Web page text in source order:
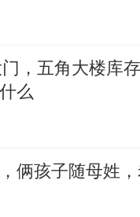
，五角大楼库
么
俩孩子随母姓，